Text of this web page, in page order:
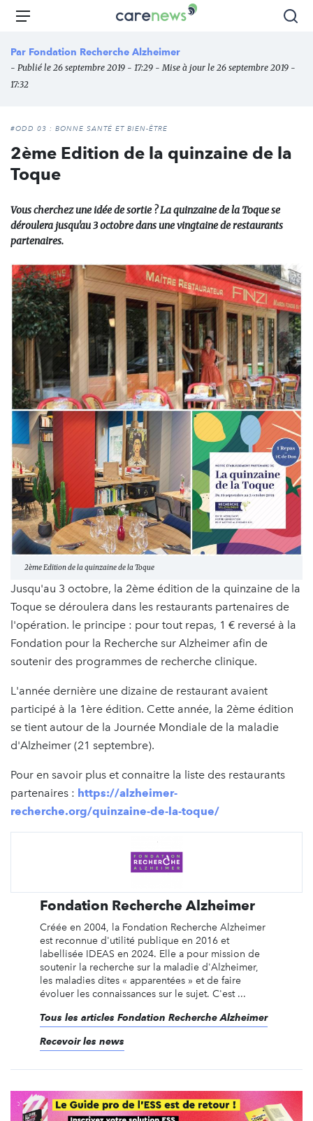
Aller
principal
Carenews,
média
des
Menu
Par Fondation Recherche Alzheimer
- Publié le 26 septembre 2019 - 17:29 - Mise à jour le 26 septembre 2019 -
17:32
#ODD 03 : BONNE SANTÉ ET BIEN-ÊTRE
2ème Edition de la quinzaine de la
Toque
Vous cherchez une idée de sortie ? La quinzaine de la Toque se
déroulera jusqu'au 3 octobre dans une vingtaine de restaurants
partenaires.
2ème Edition de la quinzaine de la Toque
Jusqu'au 3 octobre, la 2ème édition de la quinzaine de la
Toque se déroulera dans les restaurants partenaires de
l'opération. le principe : pour tout repas, 1 € reversé à la
Fondation pour la Recherche sur Alzheimer afin de
soutenir des programmes de recherche clinique.
L'année dernière une dizaine de restaurant avaient
participé à la 1ère édition. Cette année, la 2ème édition
se tient autour de la Journée Mondiale de la maladie
d'Alzheimer (21 septembre).
Pour en savoir plus et connaitre la liste des restaurants
partenaires : https://alzheimer-
recherche.org/quinzaine-de-la-toque/
Fondation Recherche Alzheimer
Créée en 2004, la Fondation Recherche Alzheimer
est reconnue d'utilité publique en 2016 et
labellisée IDEAS en 2024. Elle a pour mission de
soutenir la recherche sur la maladie d'Alzheimer,
les maladies dites « apparentées » et de faire
évoluer les connaissances sur le sujet. C'est ...
Tous les articles Fondation Recherche Alzheimer
Recevoir les news